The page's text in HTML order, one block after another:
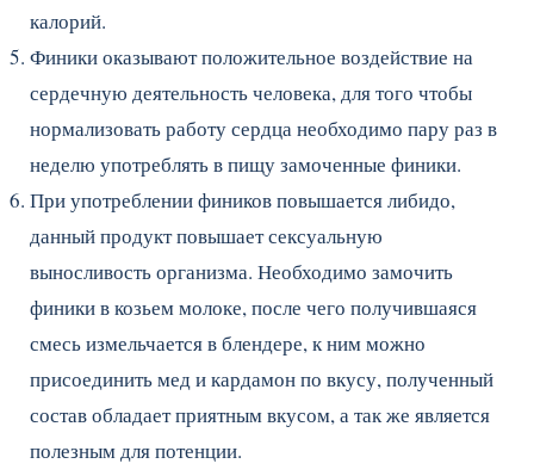
калорий.
Финики оказывают положительное воздействие на
сердечную деятельность человека, для того чтобы
нормализовать работу сердца необходимо пару раз в
неделю употреблять в пищу замоченные финики.
При употреблении фиников повышается либидо,
данный продукт повышает сексуальную
выносливость организма. Необходимо замочить
финики в козьем молоке, после чего получившаяся
смесь измельчается в блендере, к ним можно
присоединить мед и кардамон по вкусу, полученный
состав обладает приятным вкусом, а так же является
полезным для потенции.